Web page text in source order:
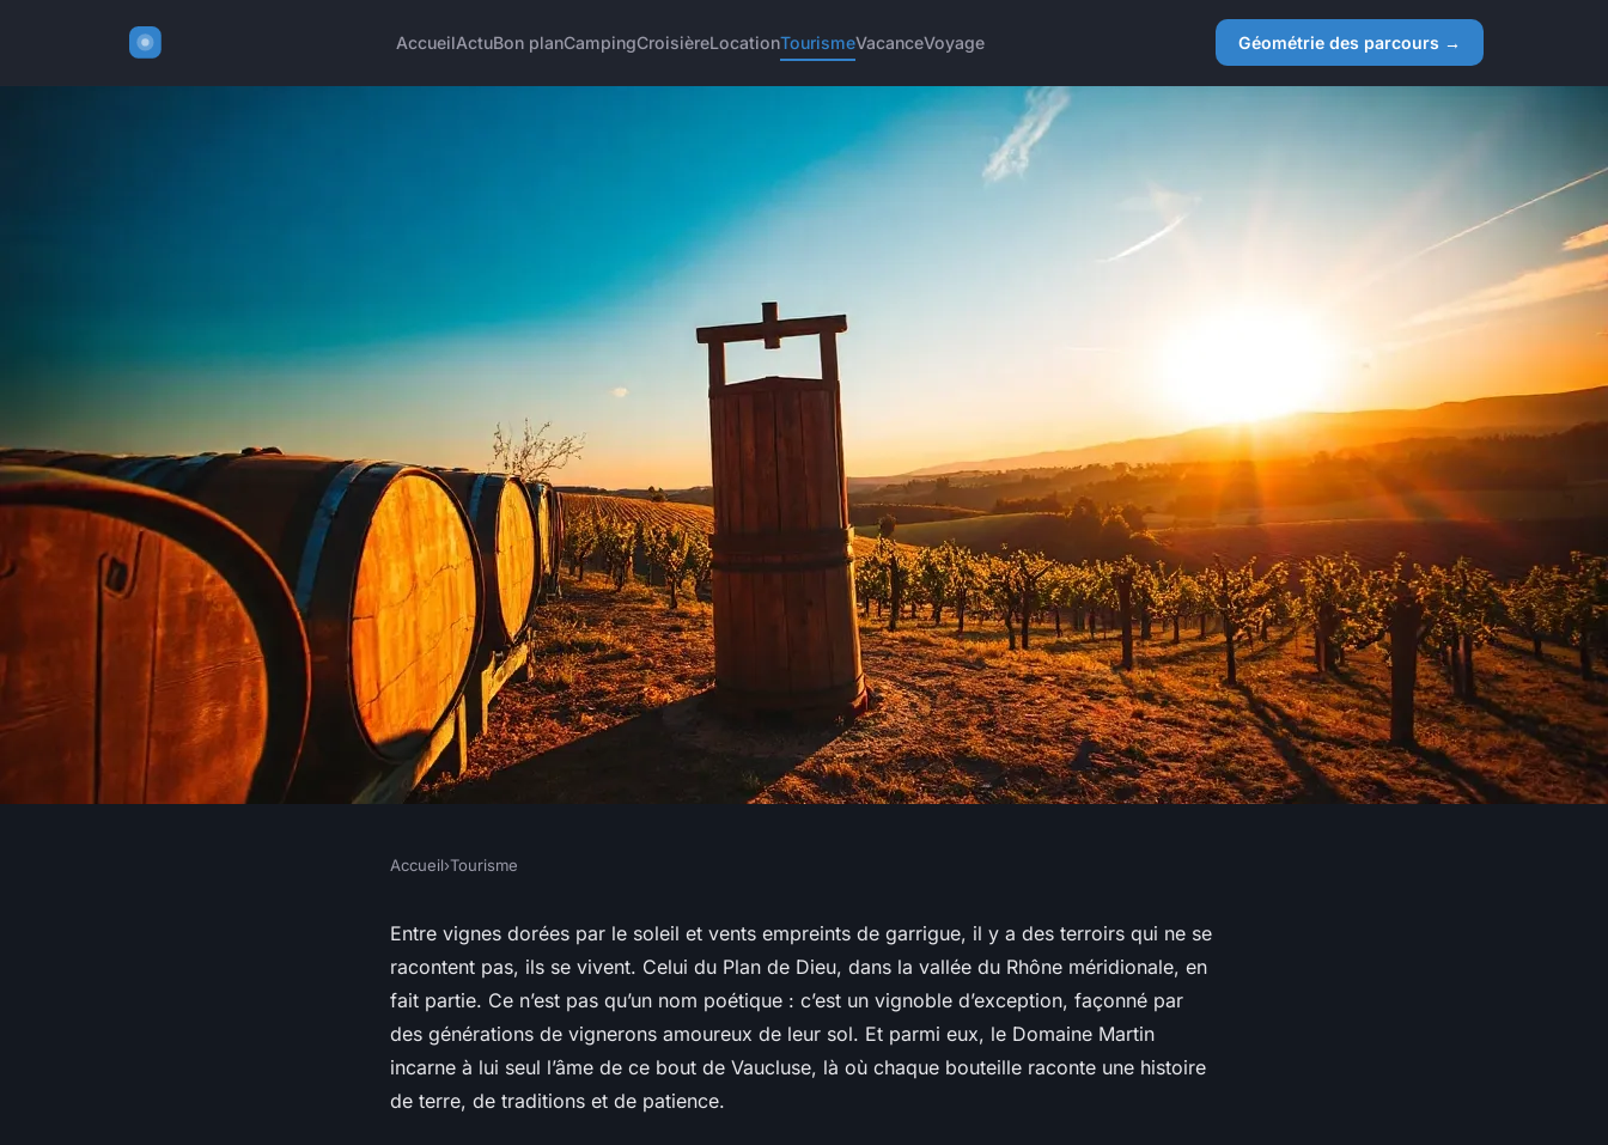
AccueilActuBon planCampingCroisièreLocationTourismeVacanceVoyage Géométrie des parcours →
Découvrez le Domaine Martin :
Artisanat et vin de Plan de Dieu
11 min de lecture
Accueil›Tourisme
Entre vignes dorées par le soleil et vents empreints de garrigue, il y a des terroirs qui ne se
racontent pas, ils se vivent. Celui du Plan de Dieu, dans la vallée du Rhône méridionale, en
fait partie. Ce n’est pas qu’un nom poétique : c’est un vignoble d’exception, façonné par
des générations de vignerons amoureux de leur sol. Et parmi eux, le Domaine Martin
incarne à lui seul l’âme de ce bout de Vaucluse, là où chaque bouteille raconte une histoire
de terre, de traditions et de patience.